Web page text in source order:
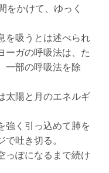
をかけて、ゆっく
を吸うとは述べられ
ーガの呼吸法は、た
一部の呼吸法を除
太陽と月のエネルギ
強く引っ込めて肺を
で吐き切る。
っぽになるまで続け